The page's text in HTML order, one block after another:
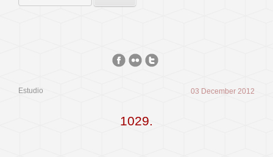
Estudio 03 December 2012
1029.